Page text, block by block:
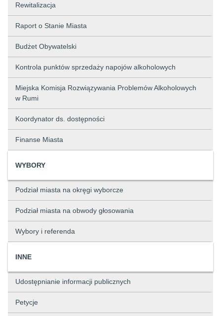
Rewitalizacja
Raport o Stanie Miasta
Budżet Obywatelski
Kontrola punktów sprzedaży napojów alkoholowych
Miejska Komisja Rozwiązywania Problemów Alkoholowych
w Rumi
Koordynator ds. dostępności
Finanse Miasta
WYBORY
Podział miasta na okręgi wyborcze
Podział miasta na obwody głosowania
Wybory i referenda
INNE
Udostępnianie informacji publicznych
Petycje